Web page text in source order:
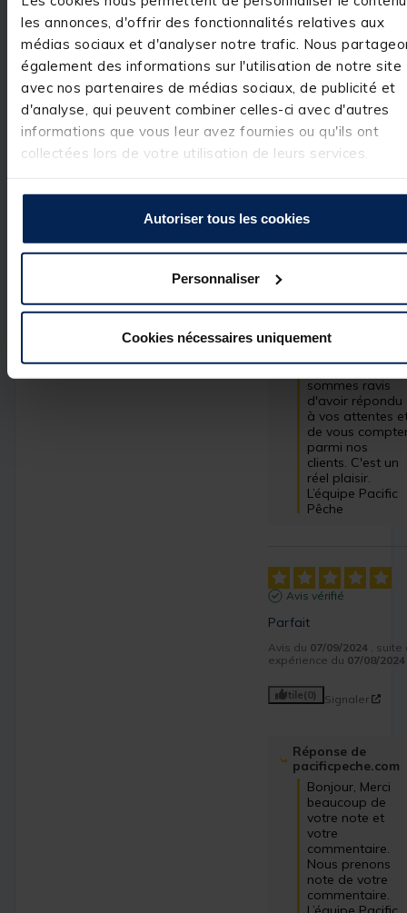
les annonces, d'offrir des fonctionnalités relatives aux
médias sociaux et d'analyser notre trafic. Nous
également des informations sur l'utilisation de notre site
avec nos partenaires de médias sociaux, de publicité et
d'analyse, qui peuvent combiner celles-ci avec d'autres
informations que vous leur avez fournies ou qu'ils ont
collectées lors de votre utilisation de leurs services.
Autoriser tous les cookies
Personnaliser
Cookies nécessaires uniquement
Pêche
Excellent
Avis du 27/03/2025
Réponse de
Nous vous
votre
très positif.
sommes ravis
d'avoir répondu
à vos attentes
de vous
parmi nos
clients. C'est un
réel plaisir.
L’équipe Pacific
Pêche
Avis vérifié
Parfait
Avis du 07/09/2024
,
expérience du 07/08/2024
Utile(0) Signaler
Réponse de
pacificpeche.com
Bonjour, Merci
beaucoup de
votre note et
votre
commentaire.
Nous prenons
note de votre
commentaire.